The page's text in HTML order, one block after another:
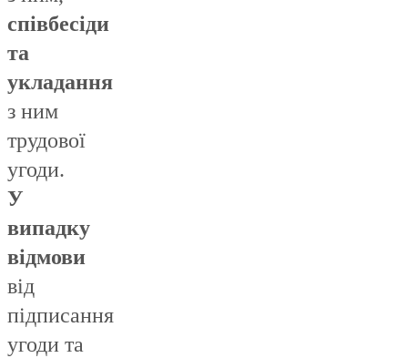
співбесіди
та
укладання
з ним
трудової
угоди.
У
випадку
відмови
від
підписання
угоди та